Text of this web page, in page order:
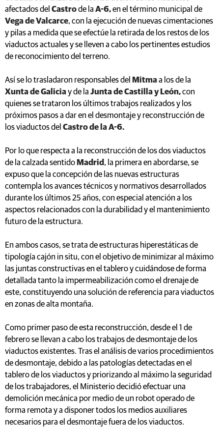
afectados del Castrode la A-6,en el término municipal de
Vega de Valcarce, con la ejecución de nuevas cimentaciones
y pilas a medida que se efectúe la retirada de los restos de los
viaductos actuales y se lleven a cabo los pertinentes estudios
de reconocimiento del terreno.
Así se lo trasladaron responsables del Mitmaa los de la
Xunta de Galiciay de la Junta de Castilla y León,con
quienes se trataron los últimos trabajos realizados y los
próximos pasos a dar en el desmontaje y reconstrucción de
los viaductos del Castro de la A-6.
Por lo que respecta a la reconstrucción de los dos viaductos
de la calzada sentido Madrid , la primera en abordarse, se
expuso que la concepción de las nuevas estructuras
contempla los avances técnicos y normativos desarrollados
durante los últimos 25 años, con especial atención a los
aspectos relacionados con la durabilidad y el mantenimiento
futuro de la estructura.
En ambos casos, se trata de estructuras hiperestáticas de
tipología cajón in situ, con el objetivo de minimizar al máximo
las juntas constructivas en el tablero y cuidándose de forma
detallada tanto la impermeabilización como el drenaje de
este, constituyendo una solución de referencia para viaductos
en zonas de alta montaña.
Como primer paso de esta reconstrucción, desde el 1 de
febrero se llevan a cabo los trabajos de desmontaje de los
viaductos existentes. Tras el análisis de varios procedimientos
de desmontaje, debido a las patologías detectadas en el
tablero de los viaductos y priorizando al máximo la seguridad
de los trabajadores, el Ministerio decidió efectuar una
demolición mecánica por medio de un robot operado de
forma remota y a disponer todos los medios auxiliares
necesarios para el desmontaje fuera de los viaductos.